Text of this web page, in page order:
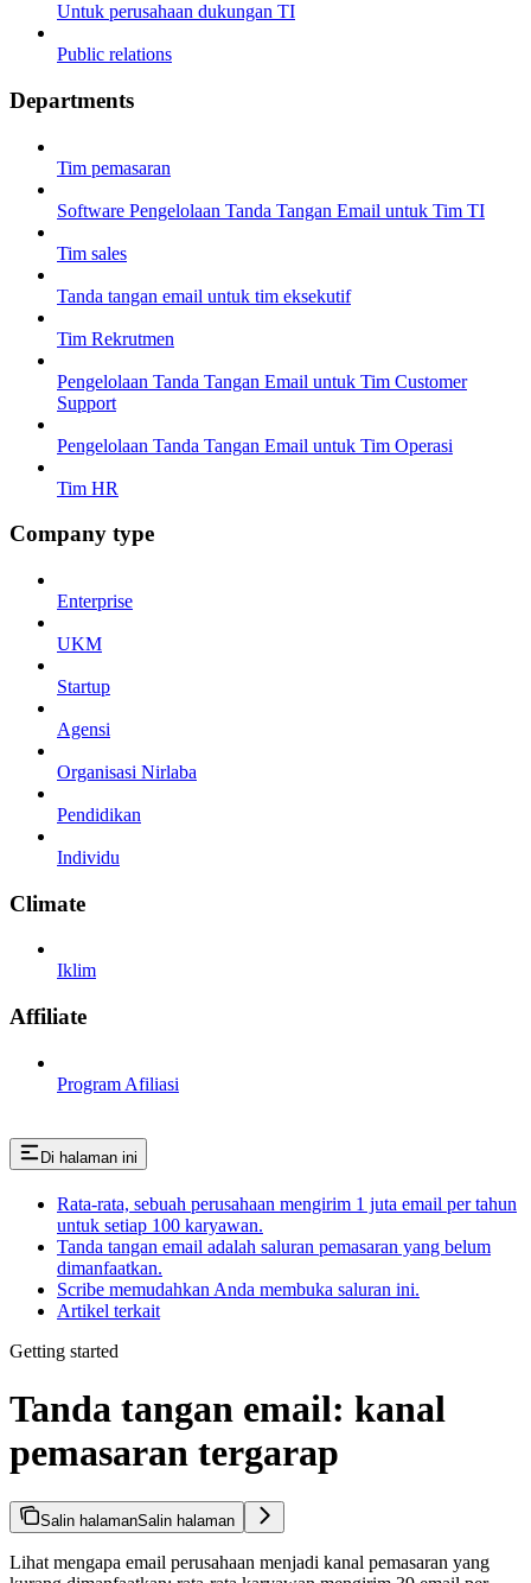
Untuk perusahaan dukungan TI
Public relations
Departments
Tim pemasaran
Software Pengelolaan Tanda Tangan Email untuk Tim TI
Tim sales
Tanda tangan email untuk tim eksekutif
Tim Rekrutmen
Pengelolaan Tanda Tangan Email untuk Tim Customer
Support
Pengelolaan Tanda Tangan Email untuk Tim Operasi
Tim HR
Company type
Enterprise
UKM
Startup
Agensi
Organisasi Nirlaba
Pendidikan
Individu
Climate
Iklim
Affiliate
Program Afiliasi
Di halaman ini
Rata-rata, sebuah perusahaan mengirim 1 juta email per tahun
untuk setiap 100 karyawan.
Tanda tangan email adalah saluran pemasaran yang belum
dimanfaatkan.
Scribe memudahkan Anda membuka saluran ini.
Artikel terkait
Getting started
Tanda tangan email: kanal
pemasaran tergarap
Salin halamanSalin halaman
Lihat mengapa email perusahaan menjadi kanal pemasaran yang